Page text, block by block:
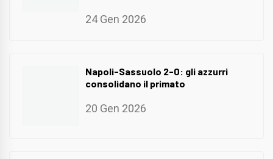
24 Gen 2026
Napoli-Sassuolo 2-0: gli azzurri
consolidano il primato
20 Gen 2026